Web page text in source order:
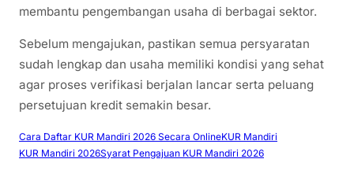
membantu pengembangan usaha di berbagai sektor.
Sebelum mengajukan, pastikan semua persyaratan
sudah lengkap dan usaha memiliki kondisi yang sehat
agar proses verifikasi berjalan lancar serta peluang
persetujuan kredit semakin besar.
Cara Daftar KUR Mandiri 2026 Secara OnlineKUR Mandiri
KUR Mandiri 2026Syarat Pengajuan KUR Mandiri 2026